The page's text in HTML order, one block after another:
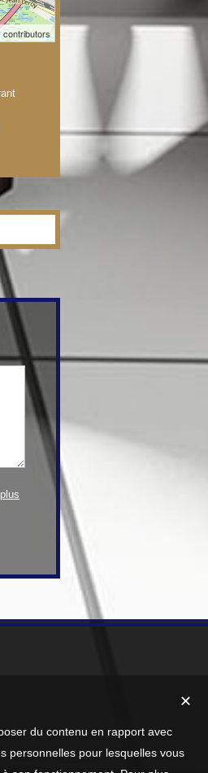
contributors
✕
du contenu en rapport avec
personnelles pour lesquelles vous